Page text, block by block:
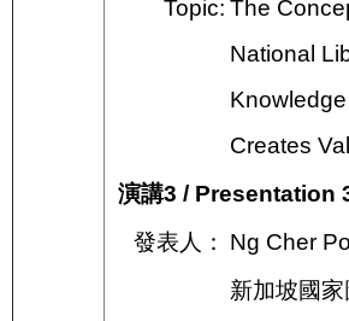
Topic: The
National
Creates
演講3 / Presentation
發表人：
Ng Cher
新加坡國